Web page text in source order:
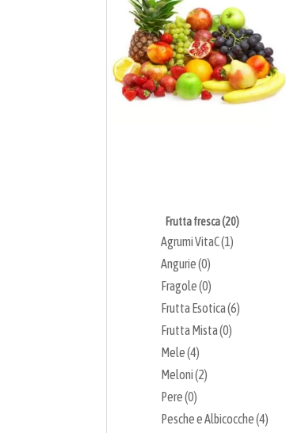
Frutta fresca (20)
Agrumi VitaC (1)
Angurie (0)
Fragole (0)
Frutta Esotica (6)
Frutta Mista (0)
Mele (4)
Meloni (2)
Pere (0)
Pesche e Albicocche (4)